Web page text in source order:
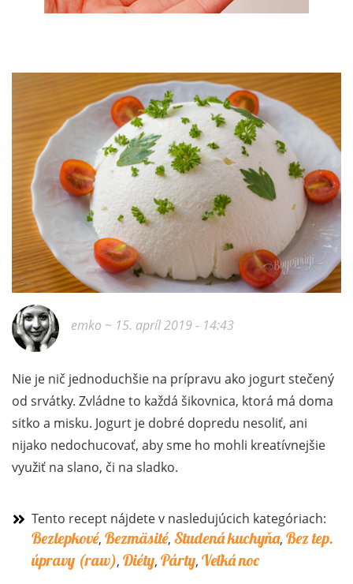
emko ~ 15. apríl 2019 - 14:43
Nie je nič jednoduchšie na prípravu ako jogurt stečený
od srvátky. Zvládne to každá šikovnica, ktorá má doma
sitko a misku. Jogurt je dobré dopredu nesoliť, ani
nijako nedochucovať, aby sme ho mohli kreatívnejšie
využiť na slano, či na sladko.
Tento recept nájdete v nasledujúcich kategóriach:
Bezlepkové, Bezmäsité, Studená kuchyňa, Bez tep.
úpravy (raw), Diéty, Párty, Veľká noc